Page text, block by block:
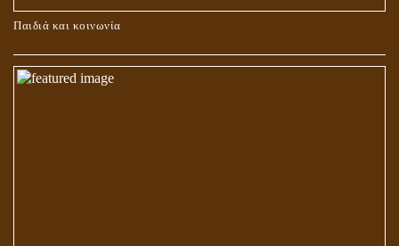
Παιδιά και κοινωνία
ΚΑΥΣΗ Ή ΤΑΦΗ ΤΩΝ ΝΕΚΡΩΝ?